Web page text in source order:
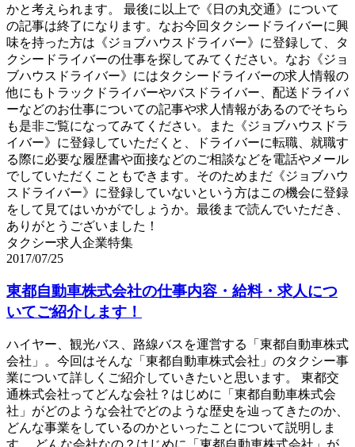
かと考えられます。 最後に以上で《日の丸交通》について
の記事は終了になります。なお今回タクシードライバーに興
味を持った方は《ジョブハウスドライバー》に登録して、タ
クシードライバーの仕事を探してみてください。なお《ジョ
ブハウスドライバー》にはタクシードライバーの求人情報の
他にもトラックドライバーやバスドライバー、配送ドライバ
ーなどのお仕事についての記事や求人情報があるのでそちら
も是非ご覧になってみてください。また《ジョブハウスドラ
イバー》に登録していただくと、ドライバーに転職、就職す
る際に必要な履歴書や面接などのご相談などを電話やメール
でしていただくこともできます。そのためまだ《ジョブハウ
スドライバー》に登録していないという方はこの機会に登録
をして見てはいかがでしょうか。最後まで読んでいただき、
ありがとうございました！
タクシー求人企業特集
2017/07/25
東都自動車株式会社の仕事内容・給料・求人につ
いてご紹介します！
ハイヤー、観光バス、路線バスを運営する「東都自動車株式
会社」。今回はそんな「東都自動車株式会社」のタクシー事
業について詳しくご紹介していきたいと思います。 東都交
通株式会社ってどんな会社？はじめに「東都自動車株式会
社」がどのような会社でどのような歴史を辿ってきたのか、
どんな事業をしているのかといったことについて説明しま